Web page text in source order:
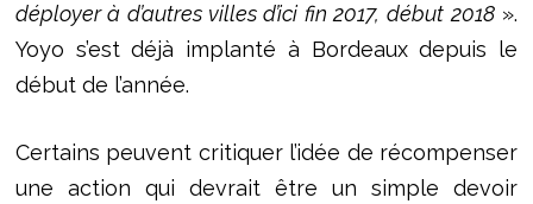
déployer à d’autres villes d’ici fin 2017, début 2018».
Yoyo s’est déjà implanté à Bordeaux depuis le
début de l’année.
Certains peuvent critiquer l’idée de récompenser
une action qui devrait être un simple devoir